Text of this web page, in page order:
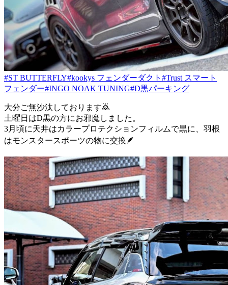
#ST BUTTERFLY#kookys フェンダーダクト #Trust スマート
フェンダー#INGO NOAK TUNING#D黒パーキング
大分ご無沙汰しております🙇
土曜日はD黒の方にお邪魔しました。
3月頃に天井はカラープロテクションフィルムで黒に、羽根
はモンスタースポーツの物に交換🪶